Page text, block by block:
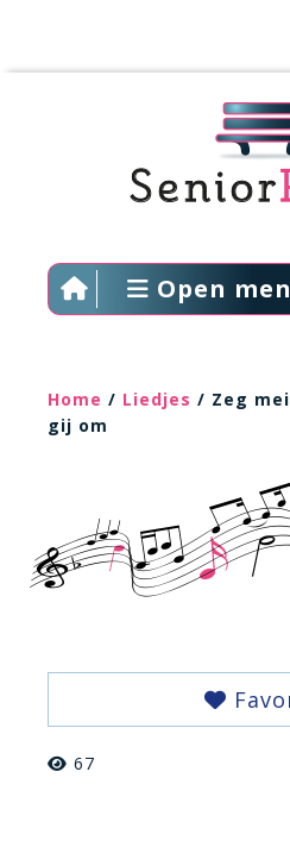
Open
Home / Liedjes / Zeg
gij om
67